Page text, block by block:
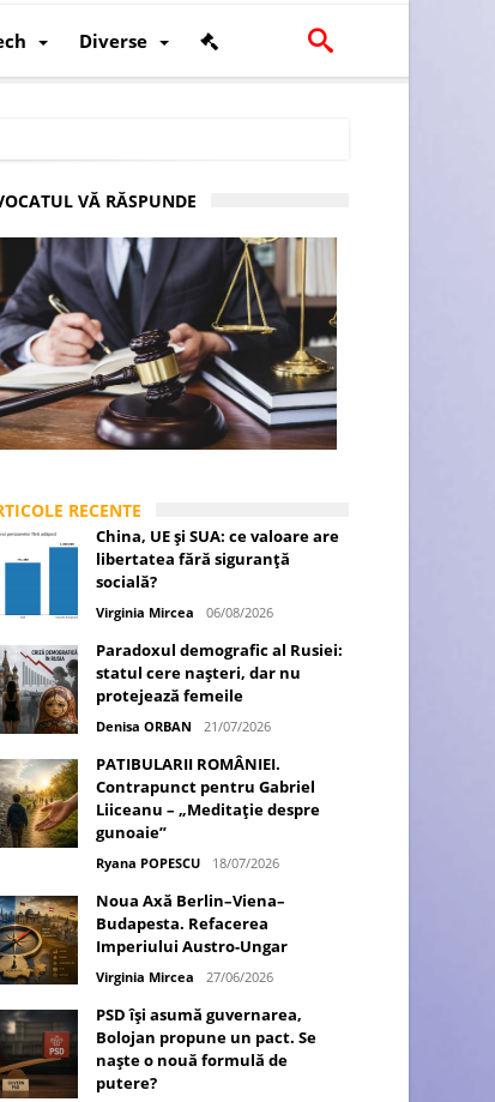
Diverse
și poziției României în U.E.
VĂ RĂSPUNDE
RECENTE
China, UE și SUA: ce valoare are
libertatea fără siguranță
socială?
Virginia Mircea 06/08/2026
Paradoxul demografic al Rusiei:
statul cere nașteri, dar nu
protejează femeile
Denisa ORBAN 21/07/2026
PATIBULARII ROMÂNIEI.
Contrapunct pentru Gabriel
Liiceanu – „Meditație despre
gunoaie”
Ryana POPESCU 18/07/2026
Noua Axă Berlin–Viena–
Budapesta. Refacerea
Imperiului Austro-Ungar
Virginia Mircea 27/06/2026
PSD își asumă guvernarea,
Bolojan propune un pact. Se
naște o nouă formulă de
putere?